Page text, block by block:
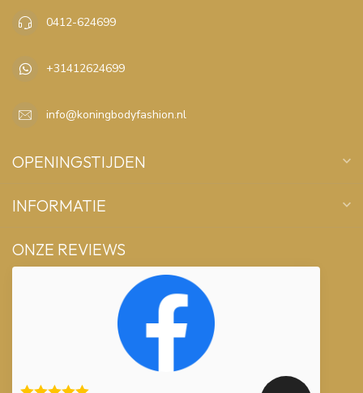
0412-624699
+31412624699
info@koningbodyfashion.nl
OPENINGSTIJDEN
INFORMATIE
ONZE REVIEWS